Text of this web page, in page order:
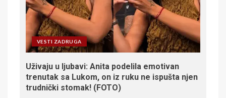
VESTI ZADRUGA
Uživaju u ljubavi: Anita podelila emotivan
trenutak sa Lukom, on iz ruku ne ispušta njen
trudnički stomak! (FOTO)